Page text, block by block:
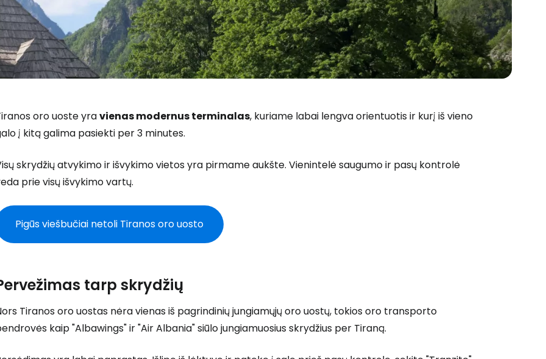
oro uoste yravienas modernus terminalas, kuriame labai lengva orientuotis ir kurį iš vieno
į kitą galima pasiekti per 3 minutes.
skrydžių atvykimo ir išvykimo vietos yra pirmame aukšte. Vienintelė saugumo ir pasų kontrolė
prie visų išvykimo vartų.
Pigūs viešbučiai netoli Tiranos oro uosto
tarp skrydžių
Tiranos oro uostas nėra vienas iš pagrindinių jungiamųjų oro uostų, tokios oro transporto
kaip "Albawings" ir "Air Albania" siūlo jungiamuosius skrydžius per Tiraną.
Prisijunkite prie Cestee
... pasaulinė kelionių bendruomenė
Tęsti el. paštu